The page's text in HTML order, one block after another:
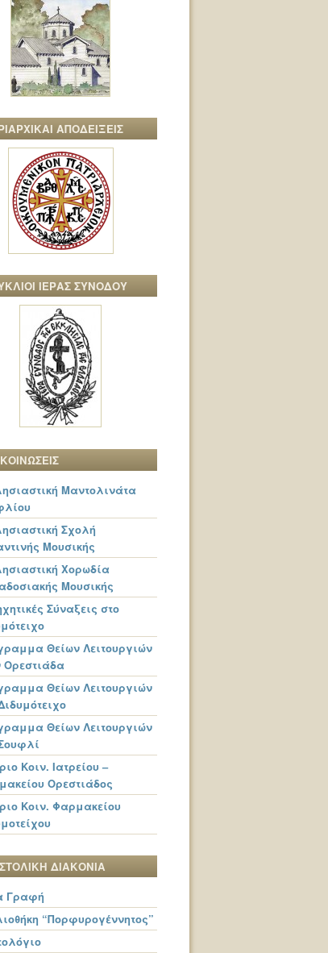
ΑΠΟΔΕΙΞΕΙΣ
ΙΕΡΑΣ ΣΥΝΟΔΟΥ
Μαντολινάτα
Σχολή
Μουσικής
Χορωδία
Μουσικής
Σύναξεις στο
Θείων Λειτουργιών
Ορεστιάδα
Θείων Λειτουργιών
Θείων Λειτουργιών
Κοιν. Ιατρείου –
Ορεστιάδος
Κοιν. Φαρμακείου
ΔΙΑΚΟΝΙΑ
Γραφή
“Πορφυρογέννητος”